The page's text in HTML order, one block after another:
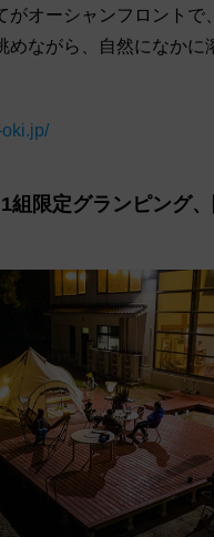
がオーシャンフロントで
めながら、自然になかに
組限定グランピング